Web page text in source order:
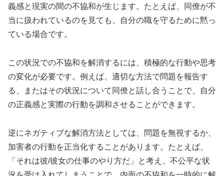
義感と現実の間の不協和が生じます。たとえば、同僚が不
当に扱われているのを見ても、自分の職を守るために黙っ
ている場合です。
この状況での不協和を解消するには、積極的な行動や思考
の変化が必要です。例えば、適切な方法で問題を報告す
る、またはその状況について同僚と話し合うことで、自分
の正義感と実際の行動を調和させることができます。
逆にネガティブな解消方法としては、問題を無視するか、
加害者の行動を正当化することがあります。たとえば、
「それは彼/彼女の仕事のやり方だ」と考え、不公平な状